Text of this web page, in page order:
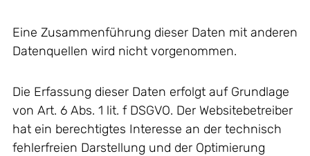
Eine Zusammenführung dieser Daten mit anderen
Datenquellen wird nicht vorgenommen.
Die Erfassung dieser Daten erfolgt auf Grundlage
von Art. 6 Abs. 1 lit. f DSGVO. Der Websitebetreiber
hat ein berechtigtes Interesse an der technisch
fehlerfreien Darstellung und der Optimierung